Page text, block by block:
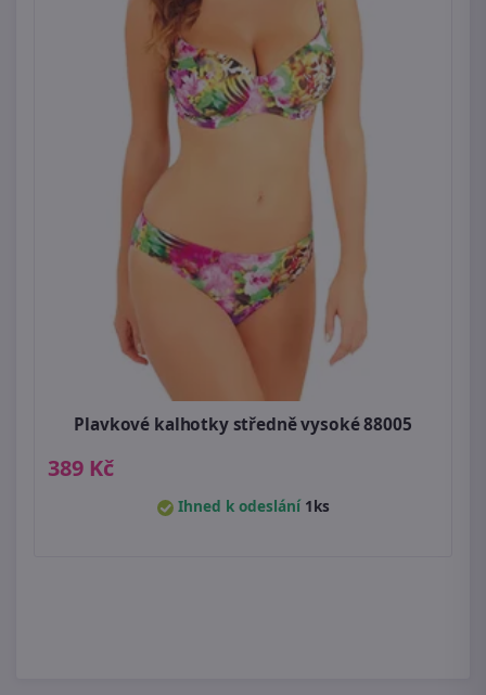
Plavkové kalhotky středně vysoké 88005
389 Kč
Ihned k odeslání 1ks